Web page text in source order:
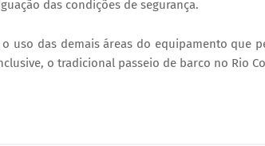
das condições de segurança.
uso das demais áreas do equipamento que
o tradicional passeio de barco no Rio